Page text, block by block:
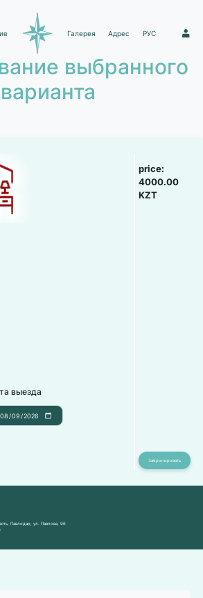
Галерея Адрес РУС 1
выбранного
варианта
выезда
price:
4000.00
KZT
Павлодар, ул. Павлова, 96